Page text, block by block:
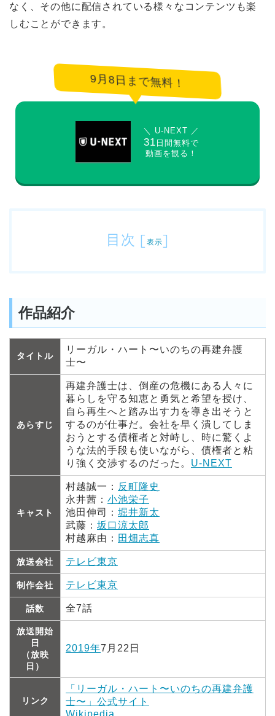
なく、その他に配信されている様々なコンテンツも楽
しむことができます。
9月8日まで無料！
＼ U-NEXT ／
31 日間無料で
動画を観る！
目次 [ 表示]
作品紹介
タイトル
リーガル・ハート〜いのちの再建弁護
士〜
あらすじ
再建弁護士は、倒産の危機にある人々に
暮らしを守る知恵と勇気と希望を授け、
自ら再生へと踏み出す力を導き出そうと
するのが仕事だ。会社を早く潰してしま
おうとする債権者と対峙し、時に驚くよ
うな法的手段も使いながら、債権者と粘
り強く交渉するのだった。 U-NEXT
キャスト
村越誠一： 反町隆史
永井茜： 小池栄子
池田伸司： 堀井新太
武藤： 坂口涼太郎
村越麻由： 田畑志真
放送会社 テレビ東京
制作会社 テレビ東京
話数 全7話
放送開始
日
（放映
日）
2019年7月22日
リンク
「リーガル・ハート〜いのちの再建弁護
士〜」公式サイト